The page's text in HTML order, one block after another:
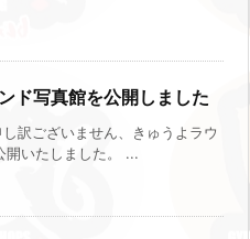
ド写真館を公開しました
訳ございません、きゅうよラウ
開いたしました。 ...